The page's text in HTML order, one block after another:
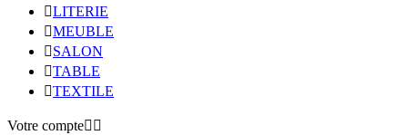
LITERIE
MEUBLE
SALON
TABLE
TEXTILE
Votre compte 